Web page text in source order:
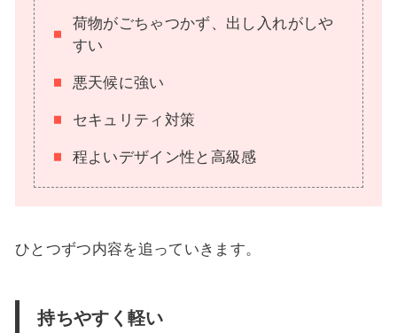
荷物がごちゃつかず、出し入れがしや
すい
悪天候に強い
セキュリティ対策
程よいデザイン性と高級感
ひとつずつ内容を追っていきます。
持ちやすく軽い